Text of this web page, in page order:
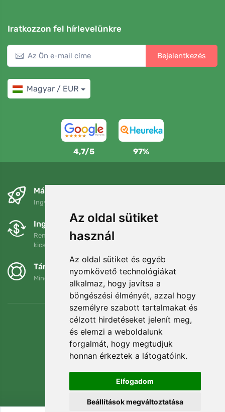
Az oldal sütiket
használ
Az oldal sütiket és egyéb
nyomkövető technológiákat
alkalmaz, hogy javítsa a
böngészési élményét, azzal hogy
személyre szabott tartalmakat és
célzott hirdetéseket jelenít meg,
és elemzi a weboldalunk
forgalmát, hogy megtudjuk
honnan érkeztek a látogatóink.
Elfogadom
Beállítások megváltoztatása
Iratkozzon fel hírlevelünkre
Bejelentkezés
Magyar / EUR
4,7/5 97%
Másnapra és ingyenesen
Ingyenes szállítás a következő összeg felett: 80 EUR
Ingyenes csere és visszaküldés
Rendelését 90 napon belül bármikor visszaküldheti vagy
kicserélheti.
Támogatjuk a Trees.org-ot
Minden megrendelésért ültetünk egy fát! Bővebben